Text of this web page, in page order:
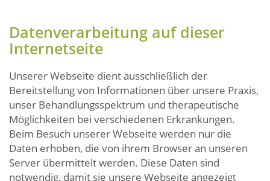
Datenverarbeitung auf dieser
Internetseite
Unserer Webseite dient ausschließlich der
Bereitstellung von Informationen über unsere Praxis,
unser Behandlungsspektrum und therapeutische
Möglichkeiten bei verschiedenen Erkrankungen.
Beim Besuch unserer Webseite werden nur die
Daten erhoben, die von ihrem Browser an unseren
Server übermittelt werden. Diese Daten sind
notwendig, damit sie unsere Webseite angezeigt